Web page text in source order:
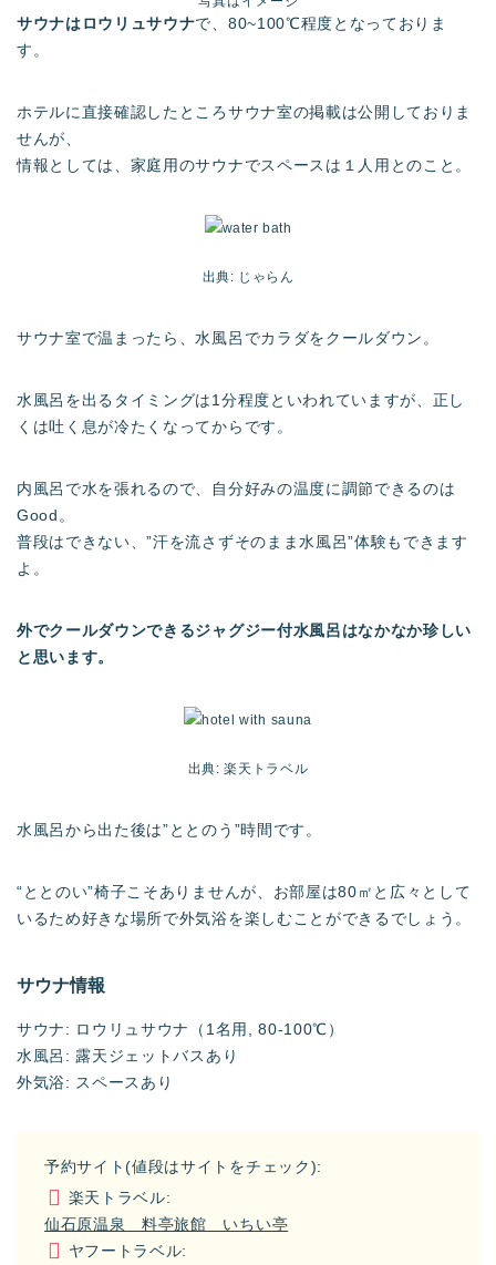
サウナはロウリュサウナで、80~100℃程度となっておりま
す。
ホテルに直接確認したところサウナ室の掲載は公開しておりま
せんが、
情報としては、家庭用のサウナでスペースは１人用とのこと。
出典: じゃらん
サウナ室で温まったら、水風呂でカラダをクールダウン。
水風呂を出るタイミングは1分程度といわれていますが、正し
くは吐く息が冷たくなってからです。
内風呂で水を張れるので、自分好みの温度に調節できるのは
Good。
普段はできない、”汗を流さずそのまま水風呂”体験もできます
よ。
外でクールダウンできるジャグジー付水風呂はなかなか珍しい
と思います。
出典: 楽天トラベル
水風呂から出た後は”ととのう”時間です。
“ととのい”椅子こそありませんが、お部屋は80㎡と広々として
いるため好きな場所で外気浴を楽しむことができるでしょう。
サウナ情報
サウナ: ロウリュサウナ（1名用, 80-100℃）
水風呂: 露天ジェットバスあり
外気浴: スペースあり
予約サイト(値段はサイトをチェック):
楽天トラベル:
仙石原温泉 料亭旅館 いちい亭
ヤフートラベル: